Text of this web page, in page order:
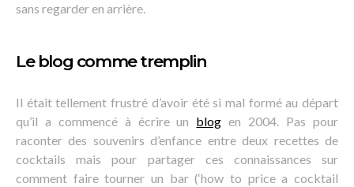
sans regarder en arrière.
Le blog comme tremplin
Il était tellement frustré d’avoir été si mal formé au départ
qu’il a commencé à écrire un blog en 2004. Pas pour
raconter des souvenirs d’enfance entre deux recettes de
cocktails mais pour partager ces connaissances sur
comment faire tourner un bar (‘how to price a cocktail